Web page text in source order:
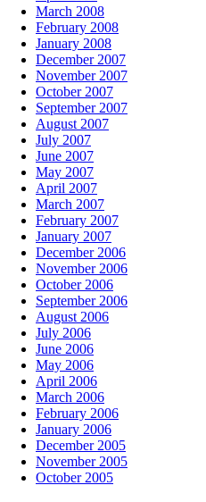
March 2008
February 2008
January 2008
December 2007
November 2007
October 2007
September 2007
August 2007
July 2007
June 2007
May 2007
April 2007
March 2007
February 2007
January 2007
December 2006
November 2006
October 2006
September 2006
August 2006
July 2006
June 2006
May 2006
April 2006
March 2006
February 2006
January 2006
December 2005
November 2005
October 2005